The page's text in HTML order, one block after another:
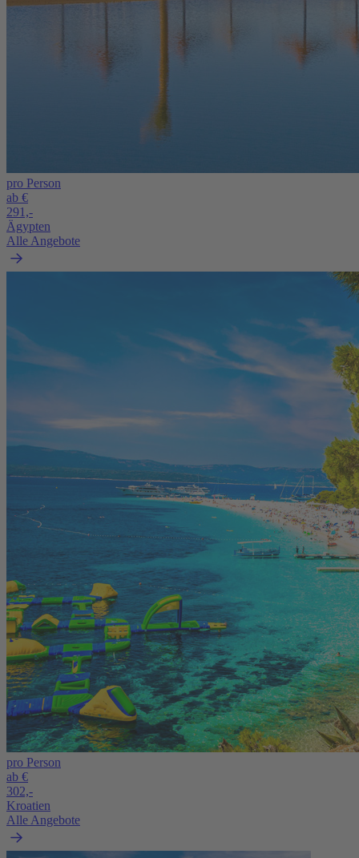
pro Person
ab €
291,-
Ägypten
Alle Angebote
pro Person
ab €
302,-
Kroatien
Alle Angebote